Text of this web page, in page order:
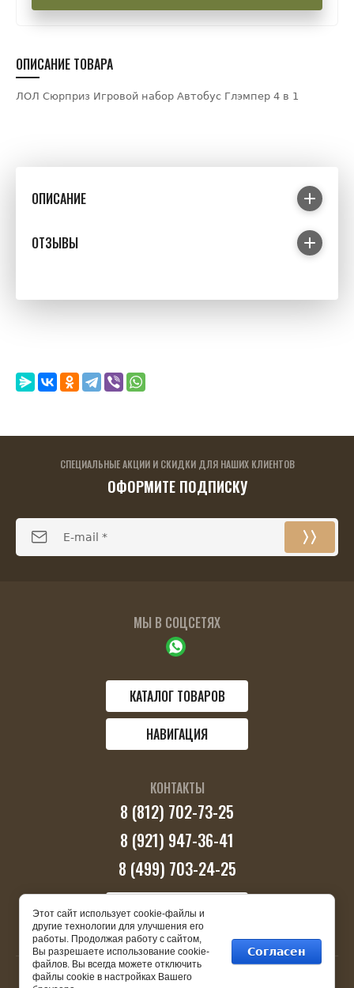
ОПИСАНИЕ ТОВАРА
ЛОЛ Сюрприз Игровой набор Автобус Глэмпер 4 в 1
ОПИСАНИЕ
ОТЗЫВЫ
СПЕЦИАЛЬНЫЕ АКЦИИ И СКИДКИ ДЛЯ НАШИХ КЛИЕНТОВ
ОФОРМИТЕ ПОДПИСКУ
МЫ В СОЦСЕТЯХ
КАТАЛОГ ТОВАРОВ
НАВИГАЦИЯ
КОНТАКТЫ
8 (812) 702-73-25
8 (921) 947-36-41
8 (499) 703-24-25
ПЕРЕЗВОНИТЕ МНЕ
Copyright © 2025
Этот сайт использует cookie-файлы и
другие технологии для улучшения его
работы. Продолжая работу с сайтом,
Вы разрешаете использование cookie-
файлов. Вы всегда можете отключить
файлы cookie в настройках Вашего
Согласен